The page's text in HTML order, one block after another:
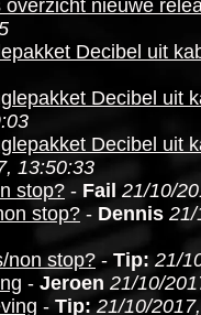
nieuwe
Decibel uit
Decibel uit
Decibel uit
13:50:33
stop? - Fail 21/10/
stop? - Dennis 21/
non stop?- Tip: 21/
- Jeroen 21/10/
- Tip: 21/10/